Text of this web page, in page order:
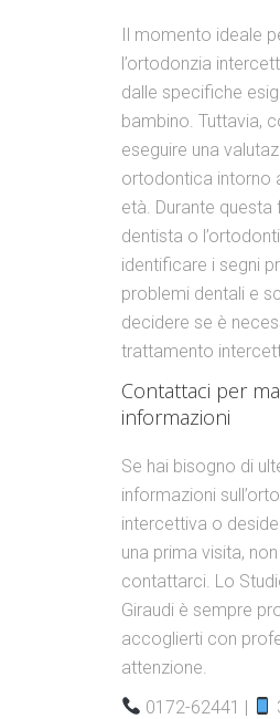
Il momento ideale
l’ortodonzia
dalle specifiche
bambino. Tuttavia,
eseguire una
ortodontica intorno
età. Durante questa
dentista o
identificare i segni
problemi dentali e
decidere se è
trattamento
Contattaci per
informazioni
Se hai bisogno di
informazioni
intercettiva o
una prima visita,
contattarci. Lo
Giraudi è sempre
accoglierti con
attenzione.
0172-62441 |